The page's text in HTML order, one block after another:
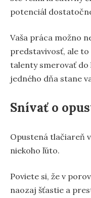
potenciál
Vaša práca možno
predstavivosť, ale
talenty smerovať do
jedného dňa stane
Snívať o
Opustená tlačiareň
niekoho ľúto.
Poviete si, že v
naozaj šťastie a